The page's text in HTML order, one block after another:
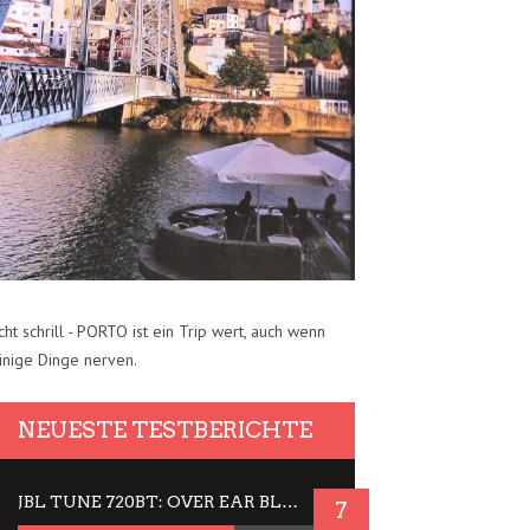
schrill - PORTO ist ein Trip wert, auch wenn
Dinge nerven.
NEUESTE TESTBERICHTE
JBL TUNE 720BT: OVER EAR BLUETOOTH KOPFHÖRER UM DIE 50,-€ IM DAUER-TEST 7